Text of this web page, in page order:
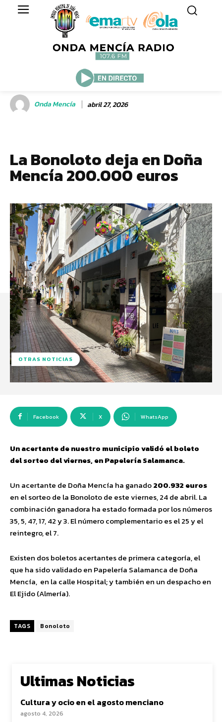
Onda Mencía abril 27, 2026
La Bonoloto deja en Doña
Mencía 200.000 euros
OTRAS NOTICIAS
Facebook X WhatsApp
Un acertante de nuestro municipio validó el boleto
del sorteo del viernes, en Papelería Salamanca.
Un acertante de Doña Mencía ha ganado200.932 euros
en el sorteo de la Bonoloto de este viernes, 24 de abril. La
combinación ganadora ha estado formada por los números
35, 5, 47, 17, 42 y 3. El número complementario es el 25 y el
reintegro, el 7.
Existen dos boletos acertantes de primera categoría, el
que ha sido validado en Papelería Salamanca de Doña
Mencía, en la calle Hospital; y también en un despacho en
El Ejido (Almería).
TAGS Bonoloto
Ultimas Noticias
Cultura y ocio en el agosto menciano
agosto 4, 2026